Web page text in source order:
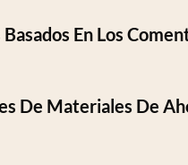
​​en Los
De Materiales De